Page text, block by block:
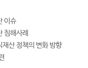
이슈
침해사례
산 정책의 변화 방향